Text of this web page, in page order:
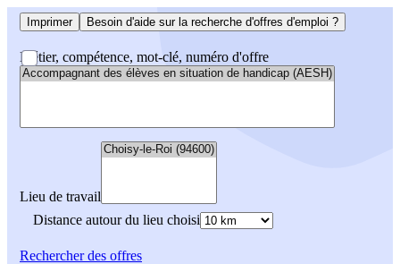
Imprimer Besoin d'aide sur la recherche d'offres d'emploi ?
Métier, compétence, mot-clé, numéro d'offre
Lieu de travail
Distance autour du lieu choisi
Rechercherdes offres